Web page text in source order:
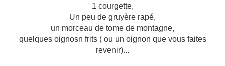
1 courgette,
Un peu de gruyère rapé,
un morceau de tome de montagne,
quelques oignosn frits ( ou un oignon que vous faites
revenir)...